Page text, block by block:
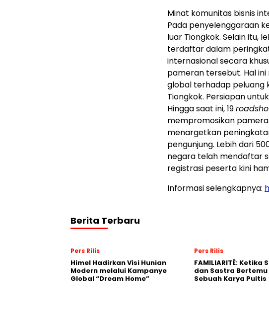
Minat komunitas bisnis
Pada penyelenggaraan
luar Tiongkok. Selain itu,
terdaftar dalam
internasional secara
pameran tersebut. Hal
global terhadap peluang
Tiongkok. Persiapan
Hingga saat ini, 19
mempromosikan
menargetkan
pengunjung. Lebih dari
negara telah mendaftar
registrasi peserta kini
Informasi selengkapnya:
Berita Terbaru
Pers Rilis
Himel Hadirkan Visi Hunian
Modern melalui Kampanye
Global “Dream Home”
Pers Rilis
FAMILIARITÉ: Ketika
dan Sastra
Sebuah Karya Puitis